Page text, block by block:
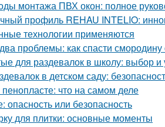
монтажа ПВХ окон: полное
профиль REHAU INTELIO:
технологии применяются
проблемы: как спасти смородину
для раздевалок в школу: выбор и
в детском саду:
что на самом деле
опасность или безопасность
для плитки: основные моменты